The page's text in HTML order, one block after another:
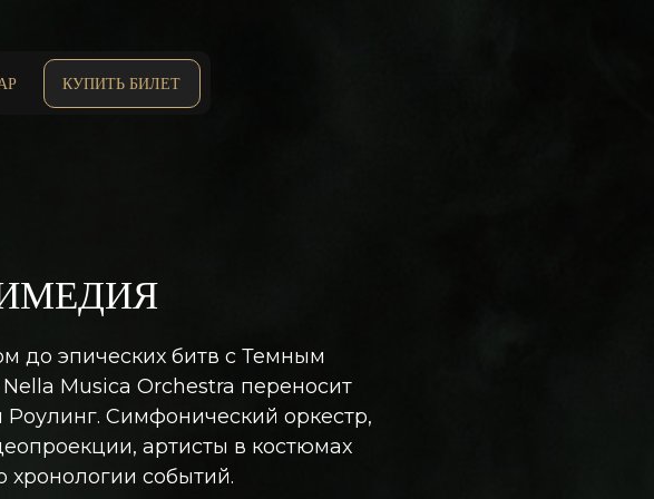
до эпических битв с Темным
Musica Orchestra переносит
Симфонический оркестр,
артисты в костюмах
хронологии событий.
КУПИТЬ БИЛЕТ